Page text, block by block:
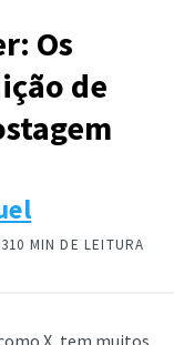
Os
de
10 MIN DE LEITURA
X, tem muitos